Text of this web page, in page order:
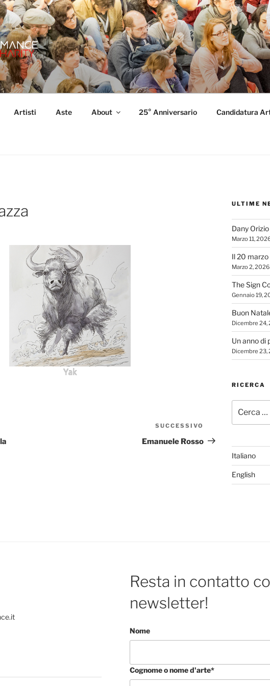
Onlus Area Performance.
Artisti Aste About 25° Anniversario Candidatura
Yak
Articolo
successivo
SUCCESSIVO
Emanuele Rosso
ULTIME
Dany
Marzo 11,
Il 20 marzo
Marzo 2, 2026
The Sign
Gennaio 19,
Buon
Dicembre 24,
Un anno di
Dicembre 23,
RICERCA
Italiano
English
Resta in contatto
newsletter!
Nome
Cognome o nome d'arte*